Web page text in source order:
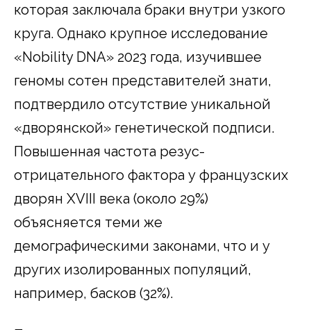
которая заключала браки внутри узкого
круга. Однако крупное исследование
«Nobility DNA» 2023 года, изучившее
геномы сотен представителей знати,
подтвердило отсутствие уникальной
«дворянской» генетической подписи.
Повышенная частота резус-
отрицательного фактора у французских
дворян XVIII века (около 29%)
объясняется теми же
демографическими законами, что и у
других изолированных популяций,
например, басков (32%).​